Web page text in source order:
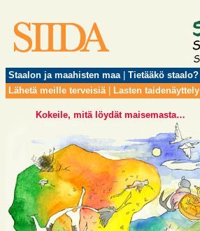
Staalon ja maahisten maa| Tietääkö staalo?
Lähetä meille terveisiä| Lasten taidenäyttely